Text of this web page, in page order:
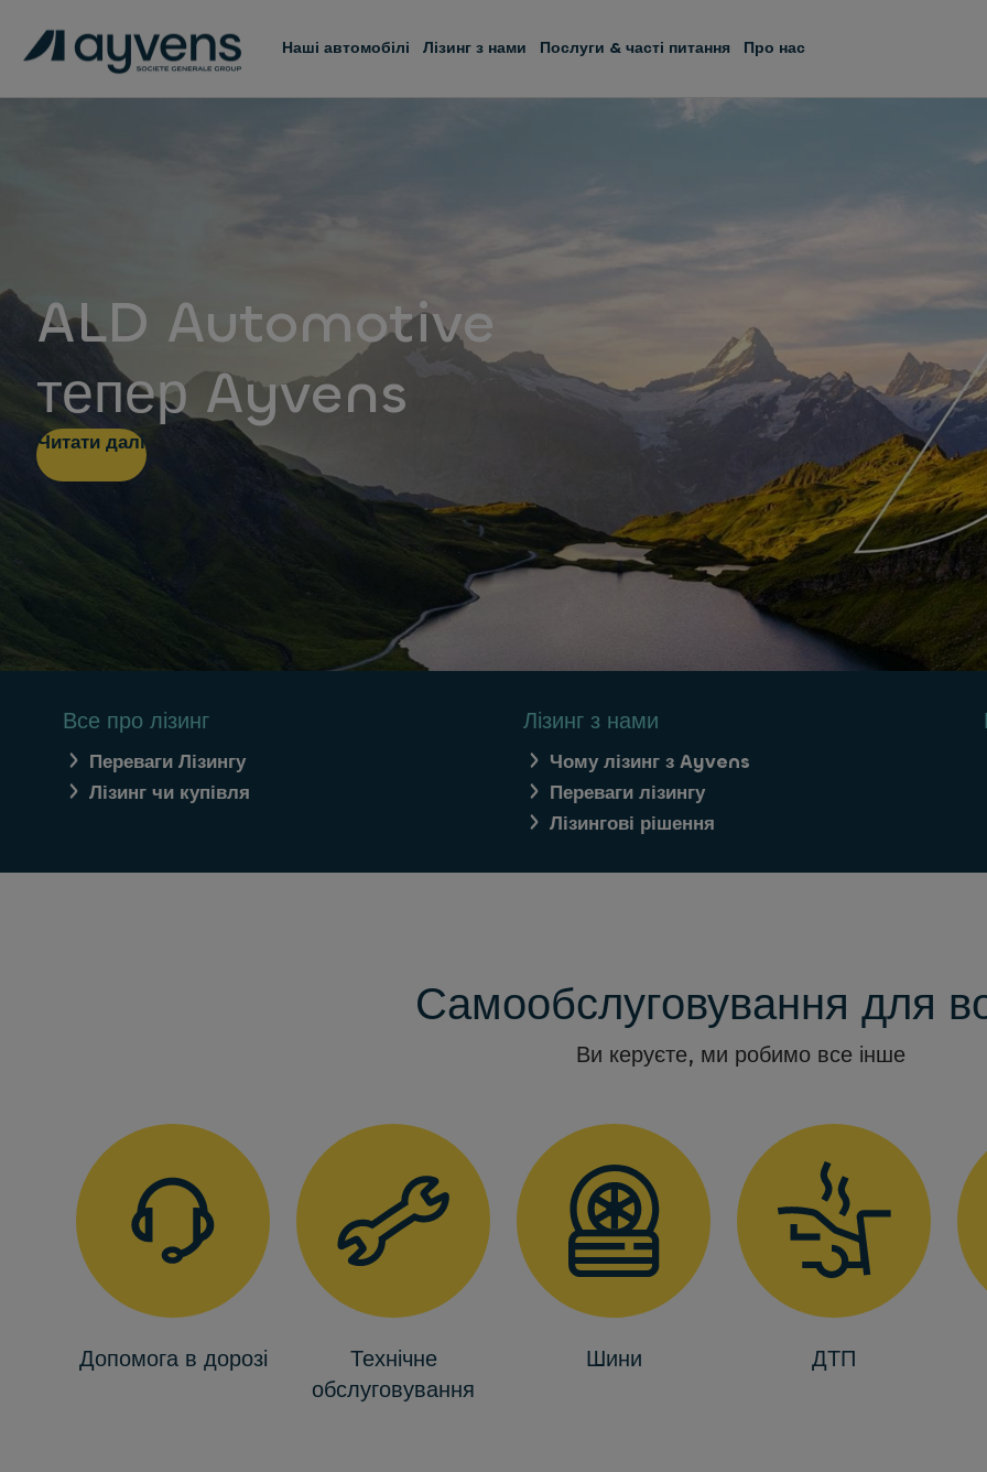
Наші автомобілі Лізинг з нами Послуги & часті питання Про нас
ALD Automotive
тепер Ayvens
Читати далі
Все про лізинг
Переваги Лізингу
Лізинг чи купівля
Лізинг з нами
Чому лізинг з Ayvens
Переваги лізингу
Лізингові рішення
Самообслуговування для
Ви керуєте, ми робимо все інше
Допомога в дорозі
Технічне
обслуговування
Шини ДТП